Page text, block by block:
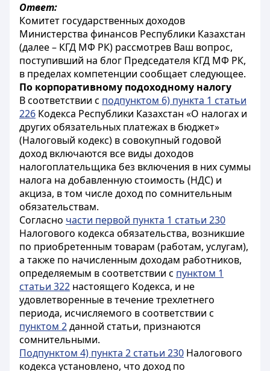
Ответ:
Комитет государственных доходов
Министерства финансов Республики Казахстан
(далее – КГД МФ РК) рассмотрев Ваш вопрос,
поступивший на блог Председателя КГД МФ РК,
в пределах компетенции сообщает следующее.
По корпоративному подоходному налогу
В соответствии с подпунктом 6) пункта 1 статьи
226 Кодекса Республики Казахстан «О налогах и
других обязательных платежах в бюджет»
(Налоговый кодекс) в совокупный годовой
доход включаются все виды доходов
налогоплательщика без включения в них суммы
налога на добавленную стоимость (НДС) и
акциза, в том числе доход по сомнительным
обязательствам.
Согласно части первой пункта 1 статьи 230
Налогового кодекса обязательства, возникшие
по приобретенным товарам (работам, услугам),
а также по начисленным доходам работников,
определяемым в соответствии с пунктом 1
статьи 322 настоящего Кодекса, и не
удовлетворенные в течение трехлетнего
периода, исчисляемого в соответствии с
пунктом 2данной статьи, признаются
сомнительными.
Подпунктом 4) пункта 2 статьи 230 Налогового
кодекса установлено, что доход по